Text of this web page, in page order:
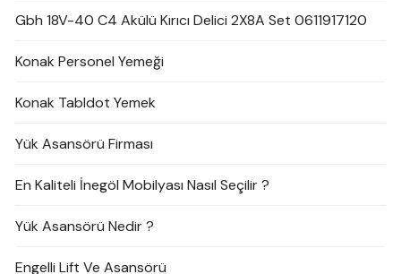
Gbh 18V-40 C4 Akülü Kırıcı Delici 2X8A Set 0611917120
Konak Personel Yemeği
Konak Tabldot Yemek
Yük Asansörü Firması
En Kaliteli İnegöl Mobilyası Nasıl Seçilir ?
Yük Asansörü Nedir ?
Engelli Lift Ve Asansörü